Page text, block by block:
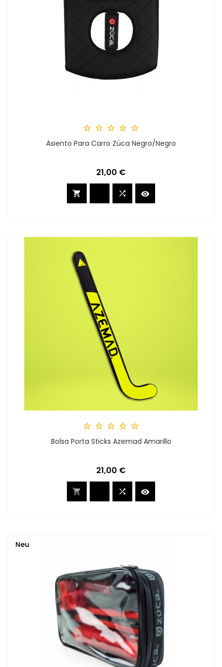
    
Asiento Para Carro Züca Negro/Negro
Preis
21,00 €
  
    
Bolsa Porta Sticks Azemad Amarillo
Preis
21,00 €
  
Neu